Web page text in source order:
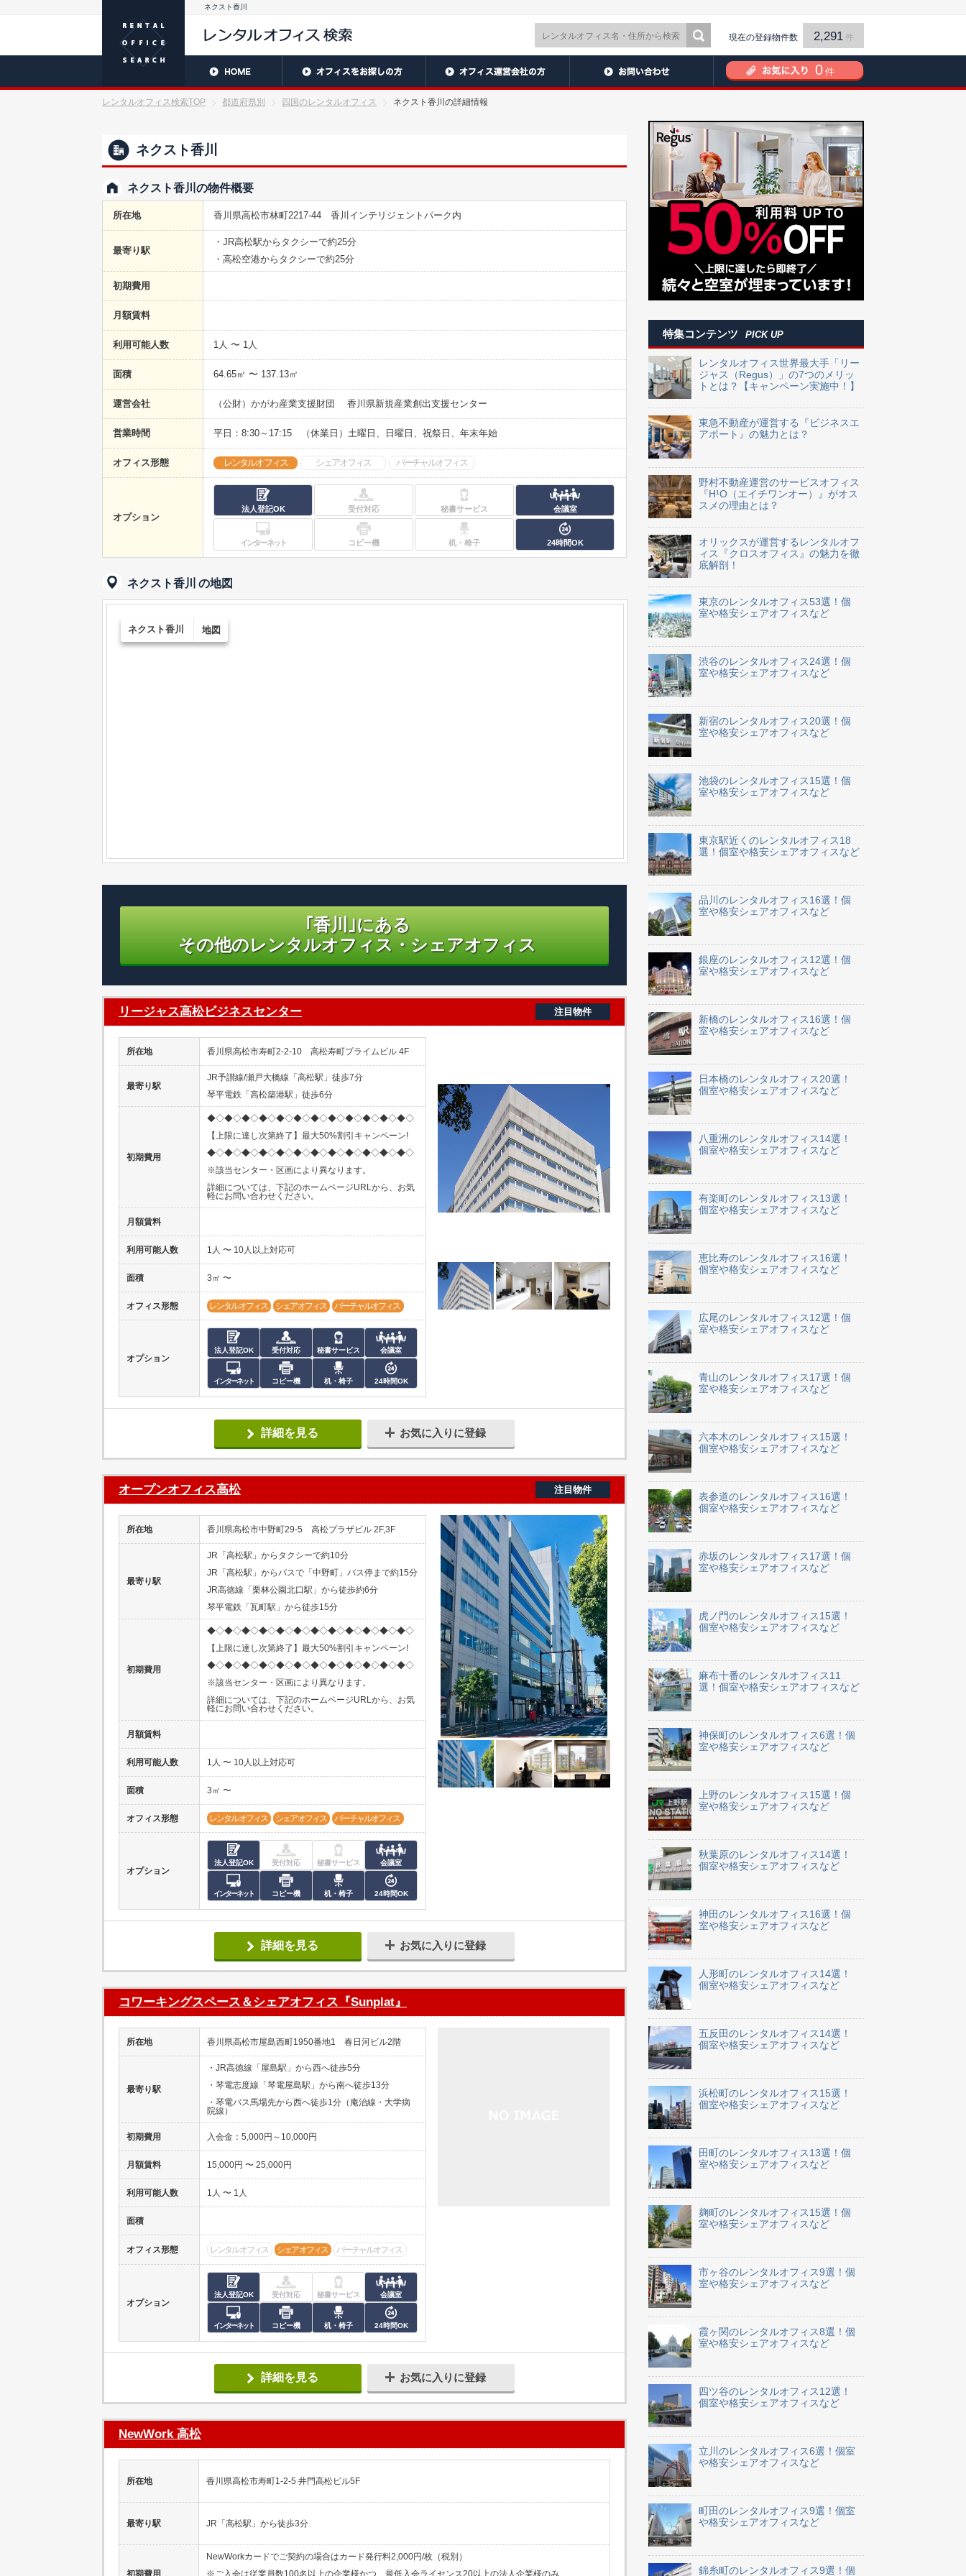
ネクスト香川
現在の登録物件数 2,291 件
0 件
レンタルオフィス検索TOP 都道府県別 四国のレンタルオフィス ネクスト香川の詳細情報
ネクスト香川
ネクスト香川の物件概要
所在地 香川県高松市林町2217-44 香川インテリジェントパーク内
最寄り駅
・JR高松駅からタクシーで約25分
・高松空港からタクシーで約25分
初期費用
月額賃料
利用可能人数 1人 〜 1人
面積 64.65㎡ 〜 137.13㎡
運営会社 （公財）かがわ産業支援財団 香川県新規産業創出支援センター
営業時間 平日：8:30～17:15 （休業日）土曜日、日曜日、祝祭日、年末年始
オフィス形態 レンタルオフィス シェアオフィス バーチャルオフィス
オプション
法人登記OK 受付対応 秘書サービス 会議室
インターネット コピー機 机・椅子 24時間OK
ネクスト香川 の地図
ネクスト香川 地図
｢香川｣にある
その他のレンタルオフィス・シェアオフィス
リージャス高松ビジネスセンター 注目物件
所在地 香川県高松市寿町2-2-10 高松寿町プライムビル 4F
最寄り駅
JR予讃線/瀬戸大橋線「高松駅」徒歩7分
琴平電鉄「高松築港駅」徒歩6分
初期費用
◆◇◆◇◆◇◆◇◆◇◆◇◆◇◆◇◆◇◆◇◆◇◆◇
【上限に達し次第終了】最大50%割引キャンペーン!
◆◇◆◇◆◇◆◇◆◇◆◇◆◇◆◇◆◇◆◇◆◇◆◇
※該当センター・区画により異なります。
詳細については、下記のホームページURLから、お気
軽にお問い合わせください。
月額賃料
利用可能人数 1人 〜 10人以上対応可
面積 3㎡ 〜
オフィス形態 レンタルオフィス シェアオフィス バーチャルオフィス
オプション
法人登記OK 受付対応 秘書サービス 会議室
インターネット コピー機 机・椅子 24時間OK
詳細を見る お気に入りに登録
オープンオフィス高松 注目物件
所在地 香川県高松市中野町29-5 高松プラザビル 2F,3F
最寄り駅
JR「高松駅」からタクシーで約10分
JR「高松駅」からバスで「中野町」バス停まで約15分
JR高徳線「栗林公園北口駅」から徒歩約6分
琴平電鉄「瓦町駅」から徒歩15分
初期費用
◆◇◆◇◆◇◆◇◆◇◆◇◆◇◆◇◆◇◆◇◆◇◆◇
【上限に達し次第終了】最大50%割引キャンペーン!
◆◇◆◇◆◇◆◇◆◇◆◇◆◇◆◇◆◇◆◇◆◇◆◇
※該当センター・区画により異なります。
詳細については、下記のホームページURLから、お気
軽にお問い合わせください。
月額賃料
利用可能人数 1人 〜 10人以上対応可
面積 3㎡ 〜
オフィス形態 レンタルオフィス シェアオフィス バーチャルオフィス
オプション
法人登記OK 受付対応 秘書サービス 会議室
インターネット コピー機 机・椅子 24時間OK
詳細を見る お気に入りに登録
コワーキングスペース＆シェアオフィス『Sunplat』
所在地 香川県高松市屋島西町1950番地1 春日河ビル2階
最寄り駅
・JR高徳線「屋島駅」から西へ徒歩5分
・琴電志度線「琴電屋島駅」から南へ徒歩13分
・琴電バス馬場先から西へ徒歩1分（庵治線・大学病
院線）
初期費用 入会金：5,000円～10,000円
月額賃料 15,000円 〜 25,000円
利用可能人数 1人 〜 1人
面積
オフィス形態 レンタルオフィス シェアオフィス バーチャルオフィス
オプション
法人登記OK 受付対応 秘書サービス 会議室
インターネット コピー機 机・椅子 24時間OK
詳細を見る お気に入りに登録
NewWork 高松
所在地 香川県高松市寿町1-2-5 井門高松ビル5F
最寄り駅 JR「高松駅」から徒歩3分
初期費用
NewWorkカードでご契約の場合はカード発行料2,000円/枚（税別）
※ご入会は従業員数100名以上の企業様かつ、最低入会ライセンス20以上の法人企業様のみ
特集コンテンツ PICK UP
レンタルオフィス世界最大手「リー
ジャス（Regus）」の7つのメリッ
トとは？【キャンペーン実施中！】
東急不動産が運営する『ビジネスエ
アポート』の魅力とは？
野村不動産運営のサービスオフィス
『H¹O（エイチワンオー）』がオス
スメの理由とは？
オリックスが運営するレンタルオフ
ィス『クロスオフィス』の魅力を徹
底解剖！
東京のレンタルオフィス53選！個
室や格安シェアオフィスなど
渋谷のレンタルオフィス24選！個
室や格安シェアオフィスなど
新宿のレンタルオフィス20選！個
室や格安シェアオフィスなど
池袋のレンタルオフィス15選！個
室や格安シェアオフィスなど
東京駅近くのレンタルオフィス18
選！個室や格安シェアオフィスなど
品川のレンタルオフィス16選！個
室や格安シェアオフィスなど
銀座のレンタルオフィス12選！個
室や格安シェアオフィスなど
新橋のレンタルオフィス16選！個
室や格安シェアオフィスなど
日本橋のレンタルオフィス20選！
個室や格安シェアオフィスなど
八重洲のレンタルオフィス14選！
個室や格安シェアオフィスなど
有楽町のレンタルオフィス13選！
個室や格安シェアオフィスなど
恵比寿のレンタルオフィス16選！
個室や格安シェアオフィスなど
広尾のレンタルオフィス12選！個
室や格安シェアオフィスなど
青山のレンタルオフィス17選！個
室や格安シェアオフィスなど
六本木のレンタルオフィス15選！
個室や格安シェアオフィスなど
表参道のレンタルオフィス16選！
個室や格安シェアオフィスなど
赤坂のレンタルオフィス17選！個
室や格安シェアオフィスなど
虎ノ門のレンタルオフィス15選！
個室や格安シェアオフィスなど
麻布十番のレンタルオフィス11
選！個室や格安シェアオフィスなど
神保町のレンタルオフィス6選！個
室や格安シェアオフィスなど
上野のレンタルオフィス15選！個
室や格安シェアオフィスなど
秋葉原のレンタルオフィス14選！
個室や格安シェアオフィスなど
神田のレンタルオフィス16選！個
室や格安シェアオフィスなど
人形町のレンタルオフィス14選！
個室や格安シェアオフィスなど
五反田のレンタルオフィス14選！
個室や格安シェアオフィスなど
浜松町のレンタルオフィス15選！
個室や格安シェアオフィスなど
田町のレンタルオフィス13選！個
室や格安シェアオフィスなど
麹町のレンタルオフィス15選！個
室や格安シェアオフィスなど
市ヶ谷のレンタルオフィス9選！個
室や格安シェアオフィスなど
霞ヶ関のレンタルオフィス8選！個
室や格安シェアオフィスなど
四ツ谷のレンタルオフィス12選！
個室や格安シェアオフィスなど
立川のレンタルオフィス6選！個室
や格安シェアオフィスなど
町田のレンタルオフィス9選！個室
や格安シェアオフィスなど
錦糸町のレンタルオフィス9選！個